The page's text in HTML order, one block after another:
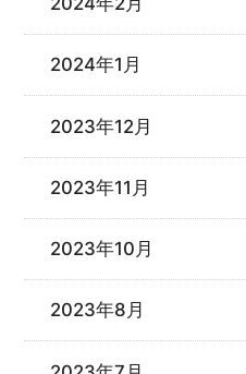
2024年1月
2023年12月
2023年11月
2023年10月
2023年8月